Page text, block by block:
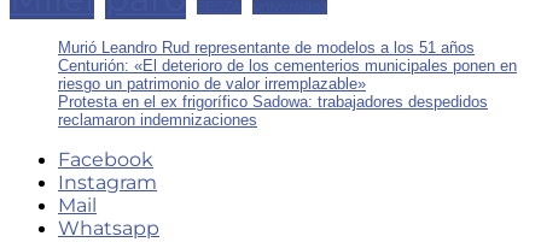
Murió Leandro Rud representante de modelos a los 51 años
Centurión: «El deterioro de los cementerios municipales ponen en
riesgo un patrimonio de valor irremplazable»
Protesta en el ex frigorífico Sadowa: trabajadores despedidos
reclamaron indemnizaciones
Facebook
Instagram
Mail
Whatsapp